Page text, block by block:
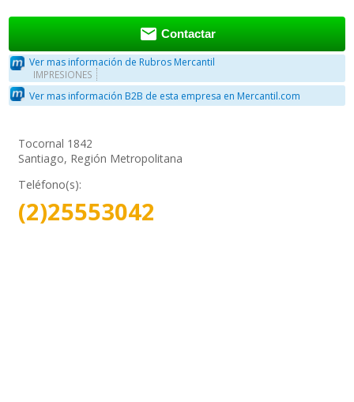
 Contactar
Ver mas información de Rubros Mercantil
IMPRESIONES
Ver mas información B2B de esta empresa en Mercantil.com
Tocornal 1842
Santiago, Región Metropolitana
Teléfono(s):
(2)25553042